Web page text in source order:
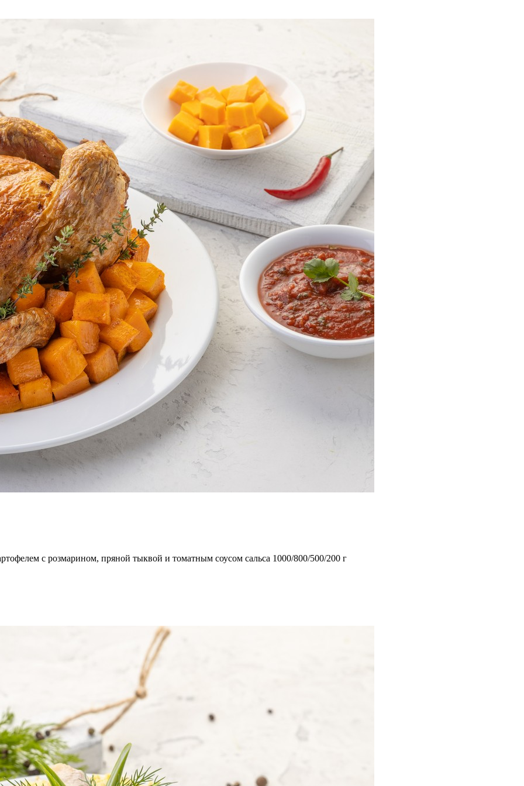
с розмарином, пряной тыквой и томатным соусом сальса 1000/800/500/200 г